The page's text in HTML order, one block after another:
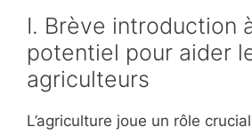
I. Brève introduction
potentiel pour aider
agriculteurs
L’agriculture joue un rôle